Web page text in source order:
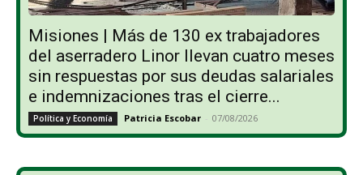
Misiones | Más de 130 ex trabajadores
del aserradero Linor llevan cuatro meses
sin respuestas por sus deudas salariales
e indemnizaciones tras el cierre...
Política y Economía Patricia Escobar - 07/08/2026